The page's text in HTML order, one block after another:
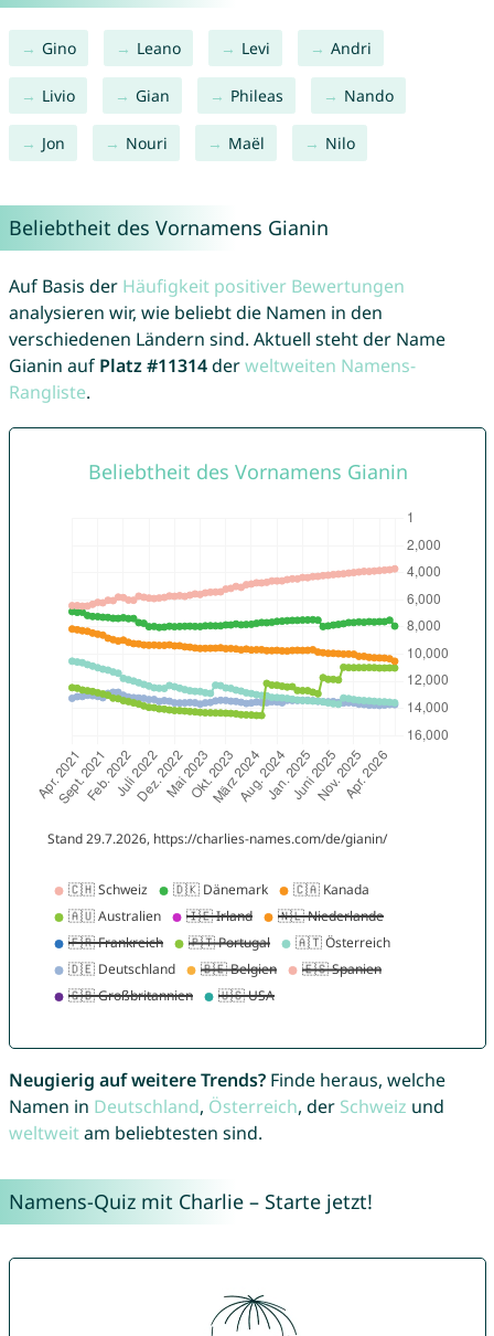
Gino Leano Levi Andri
Livio Gian Phileas Nando
Jon Nouri Maël Nilo
Beliebtheit des Vornamens Gianin
Auf Basis der Häufigkeit positiver Bewertungen
analysieren wir, wie beliebt die Namen in den
verschiedenen Ländern sind. Aktuell steht der Name
Gianin auf Platz #11314derweltweiten Namens-
Rangliste.
Neugierig auf weitere Trends?Finde heraus, welche
Namen in Deutschland, Österreich, der Schweiz und
weltweitam beliebtesten sind.
Namens-Quiz mit Charlie – Starte jetzt!